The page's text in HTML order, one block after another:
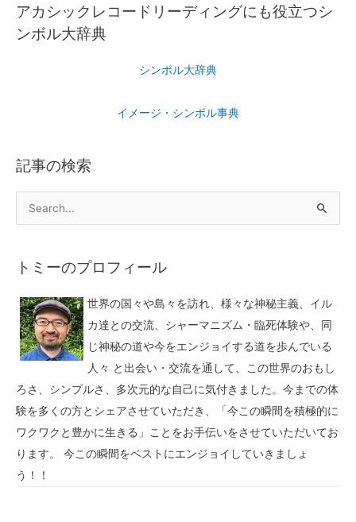
アカシックレコードリーディングにも役立つシ
ンボル大辞典
シンボル大辞典
イメージ・シンボル事典
記事の検索
トミーのプロフィール
世界の国々や島々を訪れ、様々な神秘主義、イル
カ達との交流、シャーマニズム・臨死体験や、同
じ神秘の道や今をエンジョイする道を歩んでいる
人々 と出会い・交流を通して、この世界のおもし
ろさ、シンプルさ、多次元的な自己に気付きました。今までの体
験を多くの方とシェアさせていただき、「今この瞬間を積極的に
ワクワクと豊かに生きる」ことをお手伝いをさせていただいてお
ります。 今この瞬間をベストにエンジョイしていきましょ
う！！